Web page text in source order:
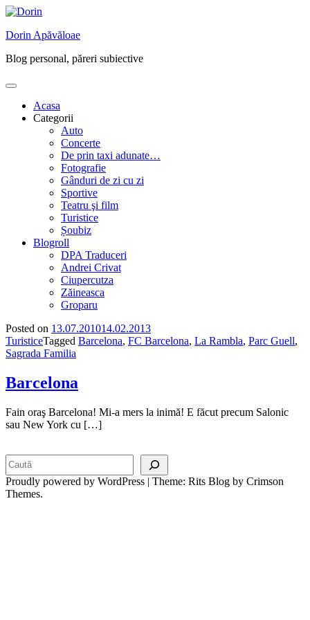
Skip
content
Dorin Apăvăloae
Blog personal, păreri subiective
Acasa
Categorii
Auto
Concerte
De prin taxi adunate…
Fotografie
Gânduri de zi cu zi
Sportive
Teatru şi film
Turistice
Șoubiz
Blogroll
DPA Traduceri
Andrei Crivat
Ciupercutza
Zăineasca
Groparu
Posted on 13.07.201014.02.2013
TuristiceTagged Barcelona, FC Barcelona, La Rambla, Parc Guell,
Sagrada Familia
Barcelona
Fain oraş Barcelona! Mi-a mers la inimă! E făcut precum Salonic
sau New York cu […]
Proudly powered by WordPress | Theme: Rits Blog by Crimson
Themes.